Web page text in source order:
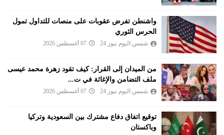
واشنطن تفرض عقوبات على منصات للتداول تمول
الحرس الثوري
شمس اليوم نيوز 24 07 أغسطس 2026
من الميدان إلى القرار: كيف تقود زهرة محمد عيسى
ملف التضامن والإغاثة في ت...
شمس اليوم نيوز 24 07 أغسطس 2026
توقيع اتفاق دفاع مشترك بين السعودية وتركيا
وباكستان